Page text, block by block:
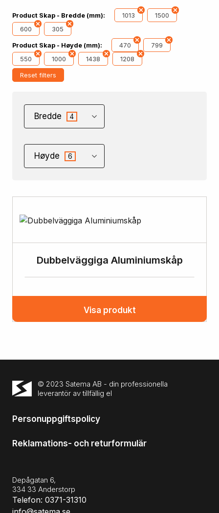
Product Skap - Bredde (mm): 1013
1500
600
305
Product Skap - Høyde (mm): 470
799
550
1000 1438 1208
Reset filters
Bredde 4
Høyde 6
Dubbelväggiga Aluminiumskåp
Visa produkt
© 2023 Satema AB - din professionella
leverantör av tillfällig el
Personuppgiftspolicy
Reklamations- och returformulär
Depågatan 6,
334 33 Anderstorp
Telefon: 0371-31310